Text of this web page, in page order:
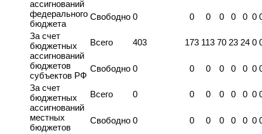
ассигнований
федерального
бюджета
Свободно 0 0 0 0 0 0 0
За счет
бюджетных
ассигнований
бюджетов
субъектов РФ
Всего 403 173 113 70 23 24 0
Свободно 0 0 0 0 0 0 0
За счет
бюджетных
ассигнований
местных
бюджетов
Всего 0 0 0 0 0 0 0
Свободно 0 0 0 0 0 0 0